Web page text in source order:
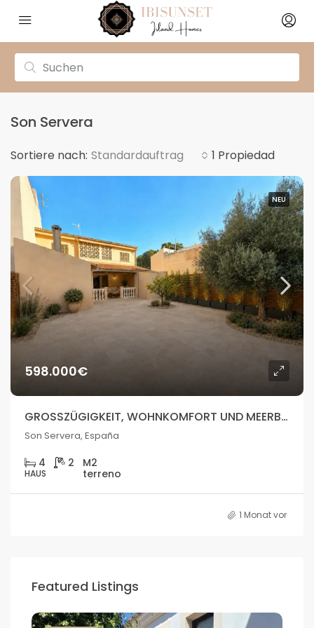
Son Servera
1 Propiedad
Sortiere nach: Standardauftrag
NEU
598.000€
GROSSZÜGIGKEIT, WOHNKOMFORT UND MEERBLICK IM HERZEN VON SON SERVERA
Son Servera, España
4 2
HAUS
1 Monat vor
Featured Listings